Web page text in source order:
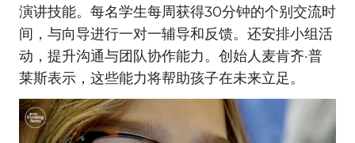
演讲技能。每名学生每周获得30分钟的个别交流时
间，与向导进行一对一辅导和反馈。还安排小组活
动，提升沟通与团队协作能力。创始人麦肯齐·普
莱斯表示，这些能力将帮助孩子在未来立足。